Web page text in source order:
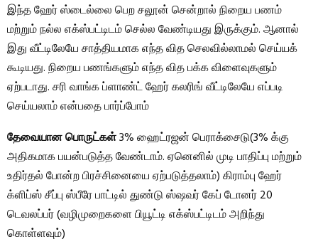
இந்த ஹேர் ஸ்டைல்லை பெற சலூன் சென்றால் நிறைய பணம்
மற்றும் நல்ல எக்ஸ்பட்டிடம் செல்ல வேண்டியது இருக்கும். ஆனால்
இது வீட்டிலேயே சாத்தியமாக எந்த வித செலவில்லாமல் செய்யக்
கூடியது. நிறைய பணங்களும் எந்த வித பக்க விளைவுகளும்
ஏற்படாது. சரி வாங்க ப்ளாண்ட் ஹேர் கலரிங் வீட்டிலேயே எப்படி
செய்யலாம் என்பதை பார்ப்போம்
தேவையான பொருட்கள்3% ஹைட்ரஜன் பெராக்சைடு(3% க்கு
அதிகமாக பயன்படுத்த வேண்டாம். ஏனெனில் முடி பாதிப்பு மற்றும்
உதிர்தல் போன்ற பிரச்சினையை ஏற்படுத்தலாம்) கிராம்பு ஹேர்
க்ளிப்ஸ் சீப்பு ஸ்பீரே பாட்டில் துண்டு ஸ்ஷவர் கேப் டோனர் 20
டெவலப்பர் (வழிமுறைகளை பியூட்டி எக்ஸ்பட்டிடம் அறிந்து
கொள்ளவும்)